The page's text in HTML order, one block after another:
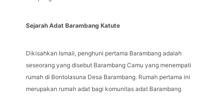
Sejarah Adat Barambang Katute
Dikisahkan Ismail, penghuni pertama Barambang adalah
seseorang yang disebut Barambang Camu yang menempati
rumah di Bontolasuna Desa Barambang. Rumah pertama ini
merupakan rumah adat bagi komunitas adat Barambang